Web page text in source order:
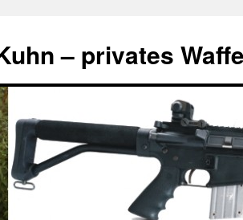
– privates